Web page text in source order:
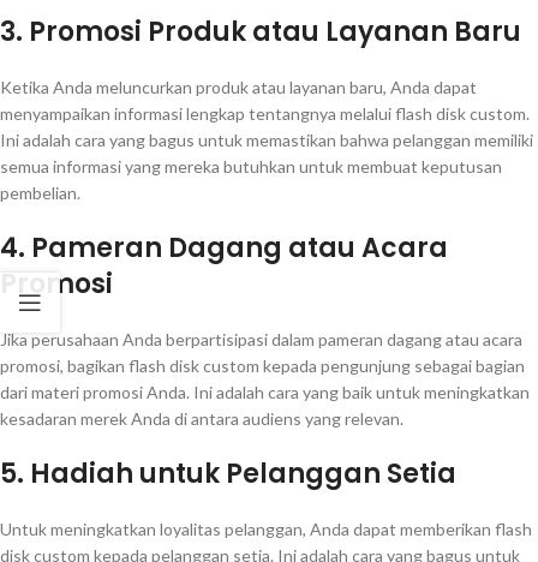
3. Promosi Produk atau Layanan Baru
Ketika Anda meluncurkan produk atau layanan baru, Anda dapat
menyampaikan informasi lengkap tentangnya melalui flash disk custom.
Ini adalah cara yang bagus untuk memastikan bahwa pelanggan memiliki
semua informasi yang mereka butuhkan untuk membuat keputusan
pembelian.
4. Pameran Dagang atau Acara
Promosi
Jika perusahaan Anda berpartisipasi dalam pameran dagang atau acara
promosi, bagikan flash disk custom kepada pengunjung sebagai bagian
dari materi promosi Anda. Ini adalah cara yang baik untuk meningkatkan
kesadaran merek Anda di antara audiens yang relevan.
5. Hadiah untuk Pelanggan Setia
Untuk meningkatkan loyalitas pelanggan, Anda dapat memberikan flash
disk custom kepada pelanggan setia. Ini adalah cara yang bagus untuk